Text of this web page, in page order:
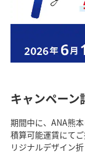
キャンペーン
期間中に、ANA熊
積算可能運賃にて
リジナルデザイン